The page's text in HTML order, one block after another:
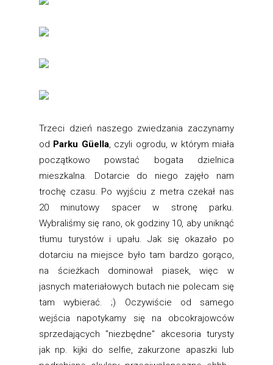
Trzeci dzień naszego zwiedzania zaczynamy
od Parku Güella, czyli ogrodu, w którym miała
początkowo powstać bogata dzielnica
mieszkalna. Dotarcie do niego zajęło nam
trochę czasu. Po wyjściu z metra czekał nas
20 minutowy spacer w stronę parku.
Wybraliśmy się rano, ok godziny 10, aby uniknąć
tłumu turystów i upału. Jak się okazało po
dotarciu na miejsce było tam bardzo gorąco,
na ścieżkach dominował piasek, więc w
jasnych materiałowych butach nie polecam się
tam wybierać. ;) Oczywiście od samego
wejścia napotykamy się na obcokrajowców
sprzedających "niezbędne" akcesoria turysty
jak np. kijki do selfie, zakurzone apaszki lub